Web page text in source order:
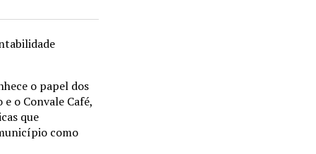
o papel dos
o Convale Café,
que
como